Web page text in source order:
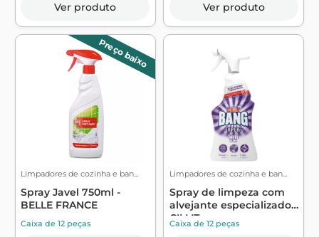
Ver produto Ver produto
Preço baixo
Limpadores de cozinha e ban...
Spray Javel 750ml -
BELLE FRANCE
Caixa de 12 peças
Limpadores de cozinha e ban...
Spray de limpeza com
alvejante especializado -
CILLIT...
Caixa de 12 peças